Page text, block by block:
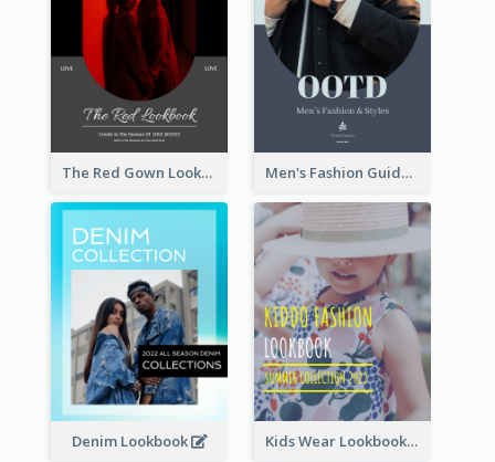
The Red Gown Lookbook Men's Fashion Guide Lookbook
Denim Lookbook Kids Wear Lookbook